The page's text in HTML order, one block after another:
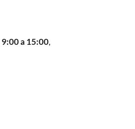
9:00 a 15:00,